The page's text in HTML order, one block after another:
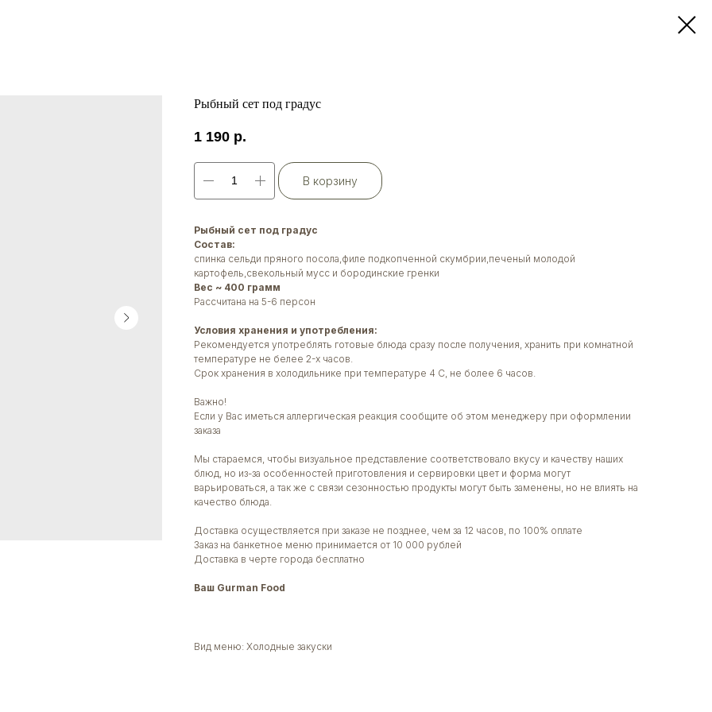
Рыбный сет под градус
1 190 р.
В корзину
Рыбный сет под градус
Состав:
спинка сельди пряного посола,филе подкопченной скумбрии,печеный молодой
картофель,свекольный мусс и бородинские гренки
Вес ~ 400 грамм
Рассчитана на 5-6 персон
Условия хранения и употребления:
Рекомендуется употреблять готовые блюда сразу после получения, хранить при комнатной
температуре не белее 2-х часов.
Срок хранения в холодильнике при температуре 4 С, не более 6 часов.
Важно!
Если у Вас иметься аллергическая реакция сообщите об этом менеджеру при оформлении
заказа
Мы стараемся, чтобы визуальное представление соответствовало вкусу и качеству наших
блюд, но из-за особенностей приготовления и сервировки цвет и форма могут
варьироваться, а так же с связи сезонностью продукты могут быть заменены, но не влиять на
качество блюда.
Доставка осуществляется при заказе не позднее, чем за 12 часов, по 100% оплате
Заказ на банкетное меню принимается от 10 000 рублей
Доставка в черте города бесплатно
Ваш Gurman Food
Вид меню: Холодные закуски